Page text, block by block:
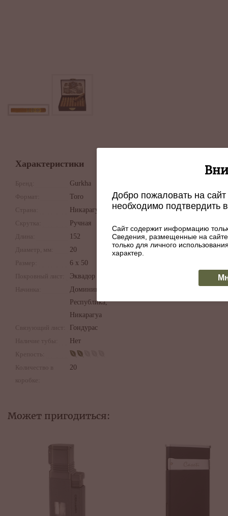
Характеристики
Бренд:
Gurkha
Формат:
Toro
Страна:
Никарагуа
Скрутка:
Ручная
Длина:
152
Диаметр, мм:
20
Размер:
6 х 50
Покровный лист:
Эквадор
Начинка:
Доминиканская
Республика,
Никарагуа
Связующий лист:
Гондурас
Наличие тубы:
Нет
Крепость:
Количество в
коробке:
20
Может пригодиться:
Добро пожаловать на
необходимо подтвердить
Сайт содержит информацию
Сведения, размещенные на
только для личного
характер.